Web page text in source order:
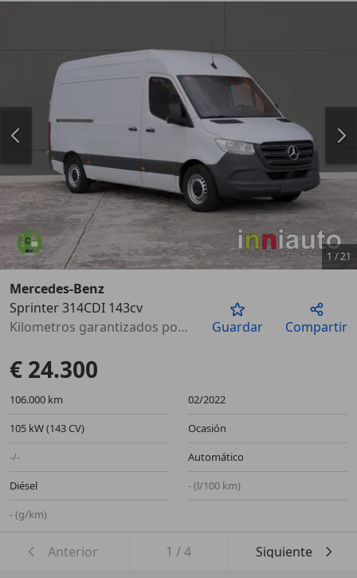
Anterior
1 /21
Mercedes-Benz
Sprinter 314CDI 143cv
Kilometros garantizados por escrito
Guardar Compartir
€ 24.300
106.000 km
02/2022
105 kW (143 CV)
Ocasión
-/-
Automático
Diésel
- (l/100 km)
- (g/km)
Anterior 1 /4 Siguiente